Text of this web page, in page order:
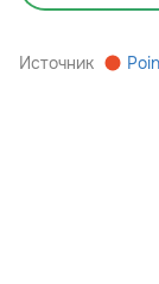
Источник